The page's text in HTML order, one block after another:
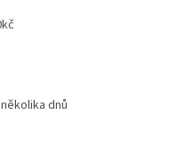
dnů